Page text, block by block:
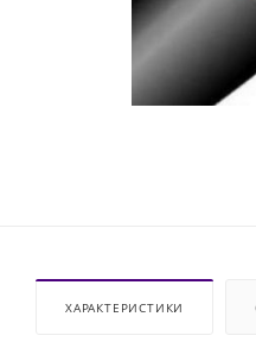
ХАРАКТЕРИСТИКИ